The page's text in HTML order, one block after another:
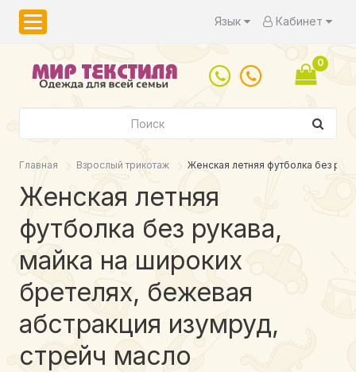
Язык Кабинет
0
Главная Взрослый трикотаж Женская летняя футболка без
Женская летняя
футболка без рукава,
майка на широких
бретелях, бежевая
абстракция изумруд,
стрейч масло